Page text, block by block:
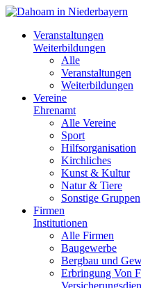
Veranstaltungen
Weiterbildungen
Alle
Veranstaltungen
Weiterbildungen
Vereine
Ehrenamt
Alle Vereine
Sport
Hilfsorganisation
Kirchliches
Kunst & Kultur
Natur & Tiere
Sonstige Gruppen
Firmen
Institutionen
Alle Firmen
Baugewerbe
Bergbau und
Erbringung Von